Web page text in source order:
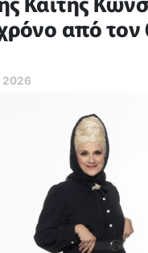
από τον
2026